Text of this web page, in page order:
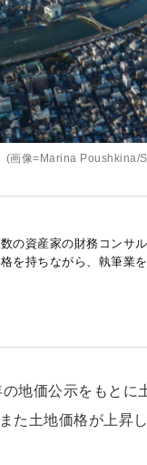
(画像=Marina Poushkina/
の資産家の財務コンサ
を持ちながら、執筆業
地価公示をもと
た土地価格が上昇